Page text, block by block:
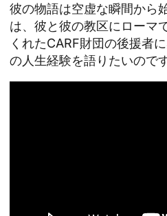
彼の物語は空虚な瞬間から
は、彼と彼の教区にローマ
くれたCARF財団の後援者
の人生経験を語りたいので